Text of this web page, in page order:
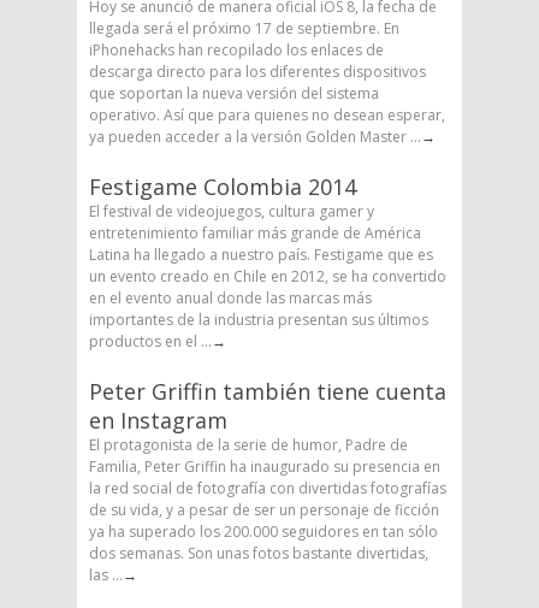
Hoy se anunció de manera oficial iOS 8, la fecha de
llegada será el próximo 17 de septiembre. En
iPhonehacks han recopilado los enlaces de
descarga directo para los diferentes dispositivos
que soportan la nueva versión del sistema
operativo. Así que para quienes no desean esperar,
ya pueden acceder a la versión Golden Master ...→
Festigame Colombia 2014
El festival de videojuegos, cultura gamer y
entretenimiento familiar más grande de América
Latina ha llegado a nuestro país. Festigame que es
un evento creado en Chile en 2012, se ha convertido
en el evento anual donde las marcas más
importantes de la industria presentan sus últimos
productos en el ...→
Peter Griffin también tiene cuenta
en Instagram
El protagonista de la serie de humor, Padre de
Familia, Peter Griffin ha inaugurado su presencia en
la red social de fotografía con divertidas fotografías
de su vida, y a pesar de ser un personaje de ficción
ya ha superado los 200.000 seguidores en tan sólo
dos semanas. Son unas fotos bastante divertidas,
las ...→